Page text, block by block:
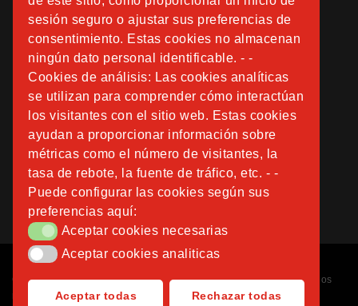
sesión seguro o ajustar sus preferencias de
consentimiento. Estas cookies no almacenan
ningún dato personal identificable. - -
Cookies de análisis: Las cookies analíticas
se utilizan para comprender cómo interactúan
los visitantes con el sitio web. Estas cookies
ayudan a proporcionar información sobre
métricas como el número de visitantes, la
tasa de rebote, la fuente de tráfico, etc. - -
Puede configurar las cookies según sus
preferencias aquí:
Aceptar cookies necesarias
Aceptar cookies necesarias
Aceptar cookies analiticas
Aceptar cookies analiticas
Aceptar todas Rechazar todas
Copyright © 2026Fundación Instituto San José. Todos los derechos
reservados.